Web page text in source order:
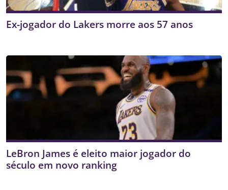
Ex-jogador do Lakers morre aos 57 anos
LeBron James é eleito maior jogador do
século em novo ranking